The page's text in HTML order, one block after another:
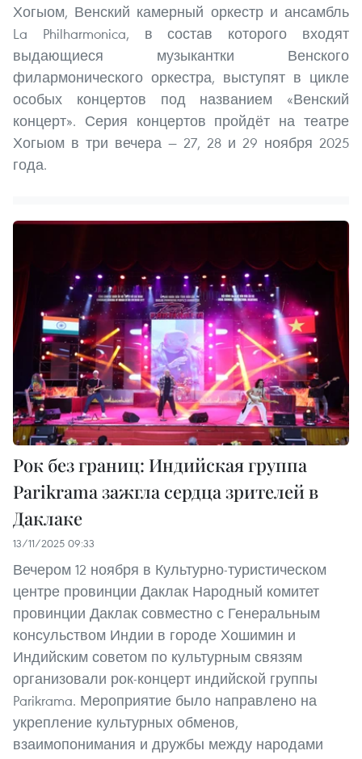
Хогыом, Венский камерный оркестр и ансамбль
La Philharmonica, в состав которого входят
выдающиеся музыкантки Венского
филармонического оркестра, выступят в цикле
особых концертов под названием «Венский
концерт». Серия концертов пройдёт на театре
Хогыом в три вечера — 27, 28 и 29 ноября 2025
года.
Рок без границ: Индийская группа
Parikrama зажгла сердца зрителей в
Даклаке
13/11/2025 09:33
Вечером 12 ноября в Культурно-туристическом
центре провинции Даклак Народный комитет
провинции Даклак совместно с Генеральным
консульством Индии в городе Хошимин и
Индийским советом по культурным связям
организовали рок-концерт индийской группы
Parikrama. Мероприятие было направлено на
укрепление культурных обменов,
взаимопонимания и дружбы между народами